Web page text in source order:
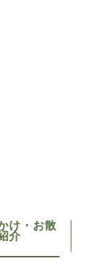
け・お散
介